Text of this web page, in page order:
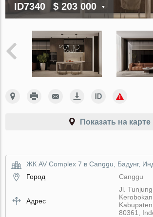
ID7340 $ 203 000
Показать на карте
ЖК AV Complex 7 в Canggu, Бадунг,
Город
Canggu
Адрес
Jl.
80361,